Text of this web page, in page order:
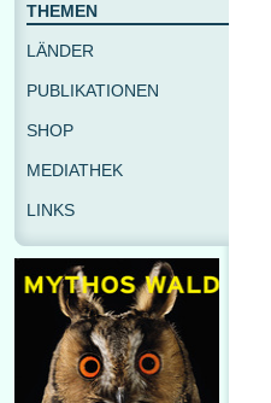
THEMEN
LÄNDER
PUBLIKATIONEN
SHOP
MEDIATHEK
LINKS